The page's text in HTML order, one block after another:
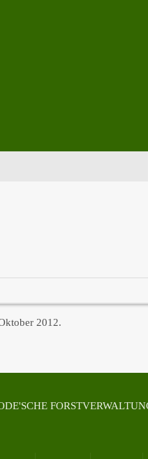
2012.